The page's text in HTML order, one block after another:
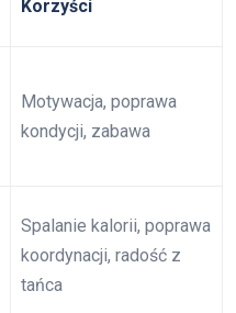
Korzyści
Motywacja, poprawa
kondycji, zabawa
Spalanie kalorii, poprawa
koordynacji, radość z
tańca